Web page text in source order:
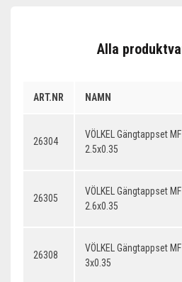
Alla
ART.NR NAMN
26304
VÖLKEL Gängtappset
2.5x0.35
26305
VÖLKEL Gängtappset
2.6x0.35
26308
VÖLKEL Gängtappset
3x0.35